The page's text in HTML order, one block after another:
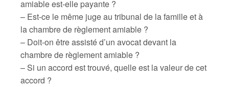
amiable est-elle payante ?
– Est-ce le même juge au tribunal de la famille et à
la chambre de règlement amiable ?
– Doit-on être assisté d’un avocat devant la
chambre de règlement amiable ?
– Si un accord est trouvé, quelle est la valeur de cet
accord ?